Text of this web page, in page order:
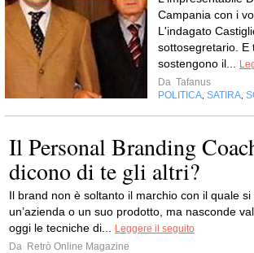
Campania con i
L'indagato
sottosegretario. E
sostengono il...
Da Tafanus
POLITICA SATIRA
Il Personal Branding
dicono di te gli altri?
Il brand non è soltanto il marchio con il quale
un’azienda o un suo prodotto, ma nasconde
oggi le tecniche di...
Leggere il seguito
Da Retrò Online Magazine